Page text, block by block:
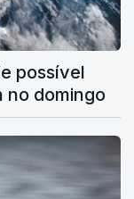
possível
no domingo